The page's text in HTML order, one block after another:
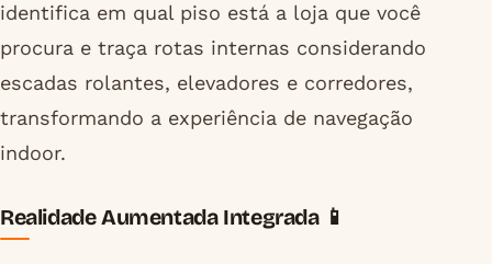
identifica em qual piso está a loja que você
procura e traça rotas internas considerando
escadas rolantes, elevadores e corredores,
transformando a experiência de navegação
indoor.
Realidade Aumentada Integrada 📱